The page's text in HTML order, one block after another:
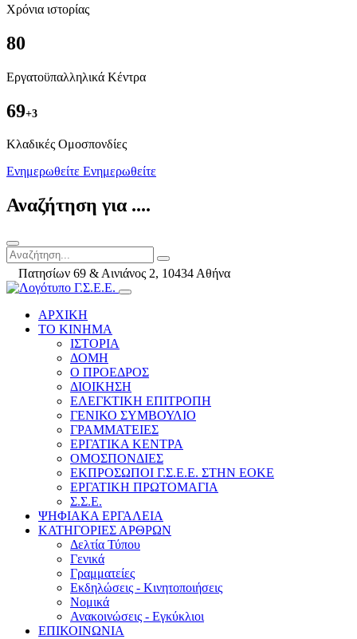
Χρόνια ιστορίας
80
Εργατοϋπαλληλικά Κέντρα
69+3
Kλαδικές Ομοσπονδίες
Ενημερωθείτε Ενημερωθείτε
Αναζήτηση για ....
Πατησίων 69 & Αινιάνος 2, 10434 Αθήνα
ΑΡΧΙΚΗ
ΤΟ ΚΙΝΗΜΑ
ΙΣΤΟΡΙΑ
ΔΟΜΗ
Ο ΠΡΟΕΔΡΟΣ
ΔΙΟΙΚΗΣΗ
ΕΛΕΓΚΤΙΚΗ ΕΠΙΤΡΟΠΗ
ΓΕΝΙΚΟ ΣΥΜΒΟΥΛΙΟ
ΓΡΑΜΜΑΤΕΙΕΣ
ΕΡΓΑΤΙΚΑ ΚΕΝΤΡΑ
ΟΜΟΣΠΟΝΔΙΕΣ
ΕΚΠΡΟΣΩΠΟΙ Γ.Σ.Ε.Ε. ΣΤΗΝ ΕΟΚΕ
ΕΡΓΑΤΙΚΗ ΠΡΩΤΟΜΑΓΙΑ
Σ.Σ.Ε.
ΨΗΦΙΑΚΑ ΕΡΓΑΛΕΙΑ
ΚΑΤΗΓΟΡΙΕΣ ΑΡΘΡΩΝ
Δελτία Τύπου
Γενικά
Γραμματείες
Εκδηλώσεις - Κινητοποιήσεις
Νομικά
Ανακοινώσεις - Εγκύκλιοι
ΕΠΙΚΟΙΝΩΝΙΑ